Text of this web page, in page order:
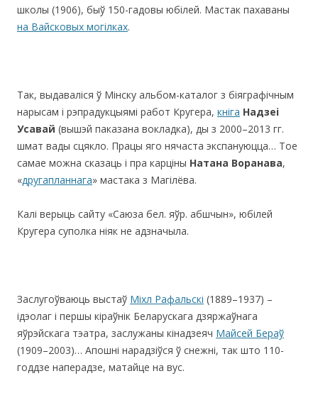
школы (1906), быў 150-гадовы юбілей. Мастак пахаваны
на Вайсковых могілках.
Так, выдаваліся ў Мінску альбом-каталог з біяграфічным
нарысам і рэпрадукцыямі работ Кругера, кніга Надзеі
Усавай (вышэй паказана вокладка), ды з 2000–2013 гг.
шмат вады сцякло. Працы яго нячаста экспануюцца… Тое
самае можна сказаць і пра карціны Натана Воранава,
«другапланнага» мастака з Магілёва.
Калі верыць сайту «Саюза бел. яўр. абшчын», юбілей
Кругера суполка ніяк не адзначыла.
Заслугоўваюць выстаў Міхл Рафальскі (1889–1937) –
ідэолаг і першы кіраўнік Беларускага дзяржаўнага
яўрэйскага тэатра, заслужаны кінадзеяч Майсей Бераў
(1909–2003)… Апошні нарадзіўся ў снежні, так што 110-
годдзе наперадзе, матайце на вус.